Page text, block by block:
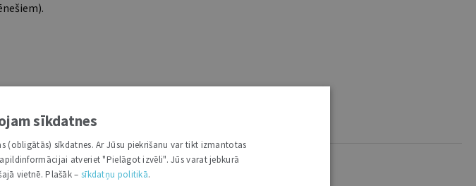
sīkdatnes
sīkdatnes. Ar Jūsu piekrišanu var tikt izmantotas
atveriet "Pielāgot izvēli". Jūs varat jebkurā
vietnē. Plašāk – sīkdatņu politikā.